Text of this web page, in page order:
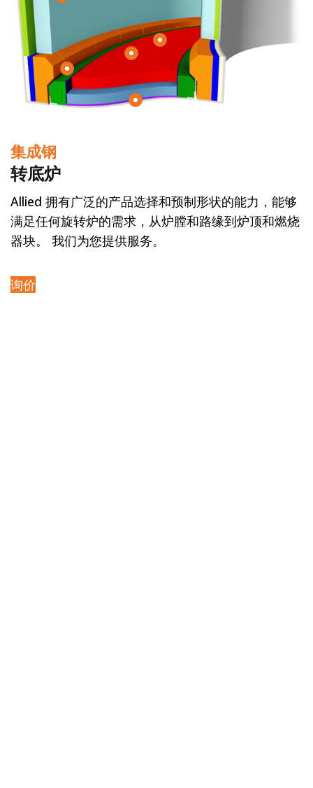
集成钢
转底炉
Allied 拥有广泛的产品选择和预制形状的能力，能够
满足任何旋转炉的需求，从炉膛和路缘到炉顶和燃烧
器块。 我们为您提供服务。
询价